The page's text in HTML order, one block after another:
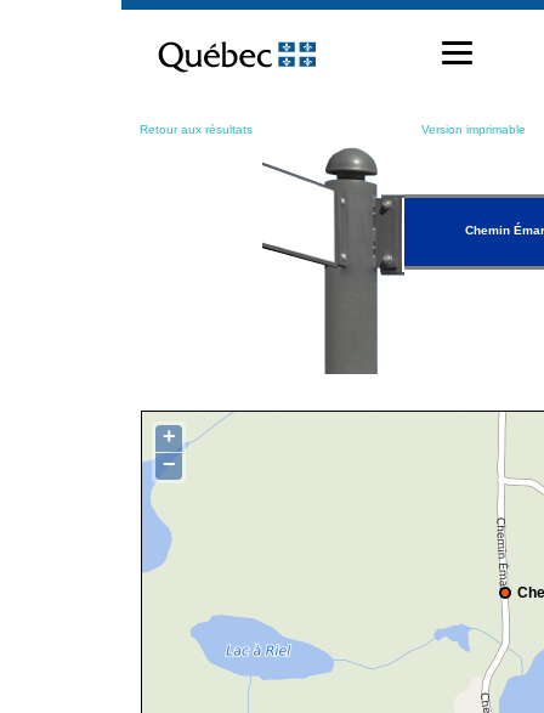
contenu
Retour aux résultats Version imprimable
Chemin
+
−